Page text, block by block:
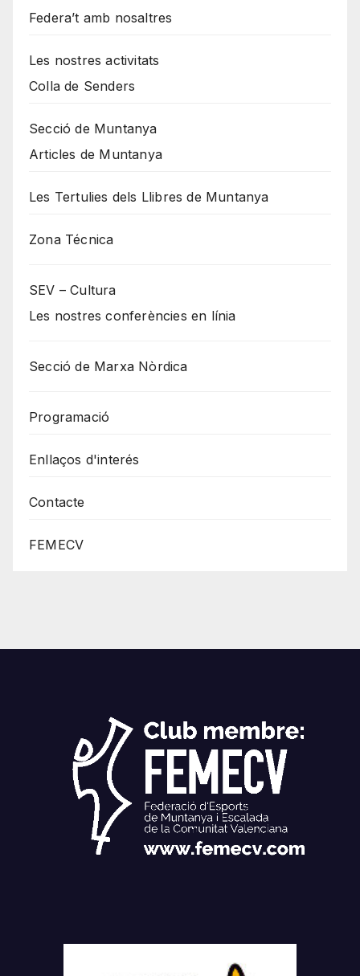
Federa’t amb nosaltres
Les nostres activitats
Colla de Senders
Secció de Muntanya
Articles de Muntanya
Les Tertulies dels Llibres de Muntanya
Zona Técnica
SEV – Cultura
Les nostres conferències en línia
Secció de Marxa Nòrdica
Programació
Enllaços d'interés
Contacte
FEMECV